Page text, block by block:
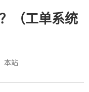
（工单系统
本站